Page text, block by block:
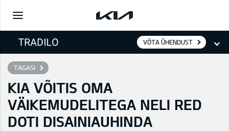
VÕTA ÜHENDUST
TAGASI
KIA VÕITIS OMA
VÄIKEMUDELITEGA NELI RED
DOTI DISAINIAUHINDA